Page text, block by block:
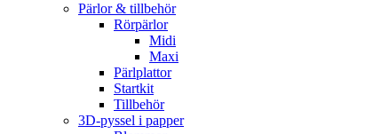
Pärlor & tillbehör
Rörpärlor
Midi
Maxi
Pärlplattor
Startkit
Tillbehör
3D-pyssel i papper